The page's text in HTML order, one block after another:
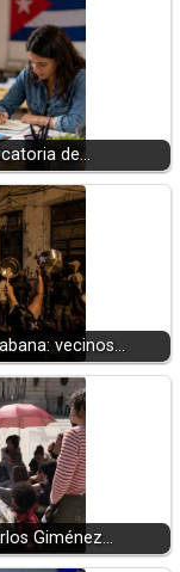
de…
vecinos…
Giménez…